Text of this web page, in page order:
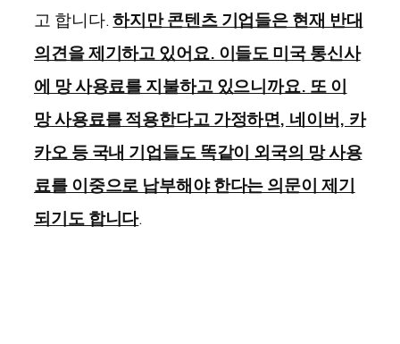
고 합니다.하지만 콘텐츠 기업들은 현재 반대
의견을 제기하고 있어요. 이들도 미국 통신사
에 망 사용료를 지불하고 있으니까요. 또 이
망 사용료를 적용한다고 가정하면, 네이버, 카
카오 등 국내 기업들도 똑같이 외국의 망 사용
료를 이중으로 납부해야 한다는 의문이 제기
되기도 합니다.